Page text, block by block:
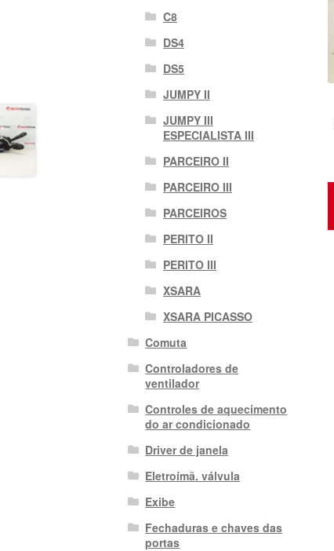
C8
DS4
DS5
JUMPY II
JUMPY III
ESPECIALISTA III
PARCEIRO II
PARCEIRO III
PARCEIROS
PERITO II
PERITO III
XSARA
XSARA PICASSO
Comuta
Controladores de
ventilador
Controles de aquecimento
do ar condicionado
Driver de janela
Eletroímã. válvula
Exibe
Fechaduras e chaves das
portas